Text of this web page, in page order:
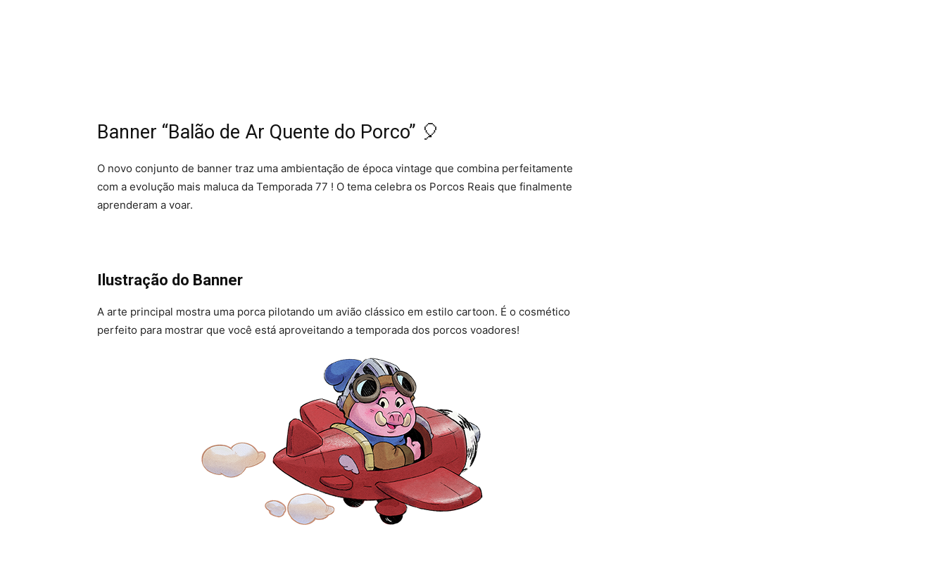
Banner “Balão de Ar Quente do Porco” 🎈
O novo conjunto de banner traz uma ambientação de época vintage que combina perfeitamente
com a evolução mais maluca da Temporada 77 ! O tema celebra os Porcos Reais que finalmente
aprenderam a voar.
Ilustração do Banner
A arte principal mostra uma porca pilotando um avião clássico em estilo cartoon. É o cosmético
perfeito para mostrar que você está aproveitando a temporada dos porcos voadores!